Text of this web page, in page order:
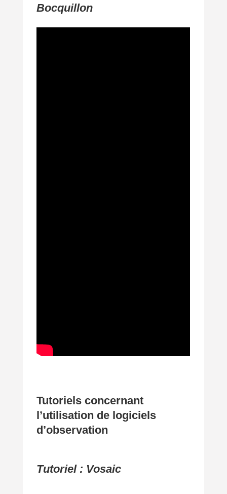
Bocquillon
Tutoriels concernant
l’utilisation de logiciels
d’observation
Tutoriel : Vosaic